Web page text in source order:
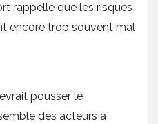
rappelle que les risques
encore trop souvent mal
pousser le
des acteurs à